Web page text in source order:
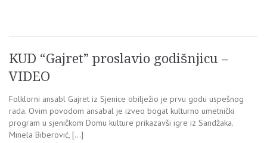
KUD “Gajret” proslavio godišnjicu –
VIDEO
Folklorni ansabl Gajret iz Sjenice obilježio je prvu godu uspešnog
rada. Ovim povodom ansabal je izveo bogat kulturno umetnički
program u sjeničkom Domu kulture prikazavši igre iz Sandžaka.
Minela Biberović, […]